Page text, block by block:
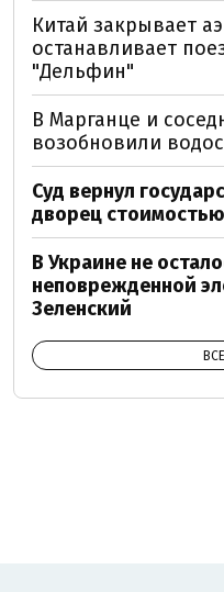
Китай закрывает
останавливает
"Дельфин"
В Марганце и
возобновили
Суд вернул
дворец
В Украине не
неповрежденной
Зеленский